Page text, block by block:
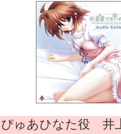
ゅあひなた役 井